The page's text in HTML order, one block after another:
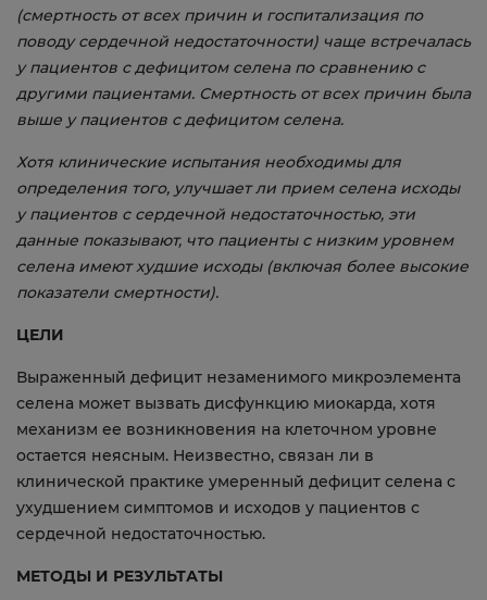
(смертность от всех причин и госпитализация по
поводу сердечной недостаточности) чаще встречалась
у пациентов с дефицитом селена по сравнению с
другими пациентами. Смертность от всех причин была
выше у пациентов с дефицитом селена.
Хотя клинические испытания необходимы для
определения того, улучшает ли прием селена исходы
у пациентов с сердечной недостаточностью, эти
данные показывают, что пациенты с низким уровнем
селена имеют худшие исходы (включая более высокие
показатели смертности).
ЦЕЛИ
Выраженный дефицит незаменимого микроэлемента
селена может вызвать дисфункцию миокарда, хотя
механизм ее возникновения на клеточном уровне
остается неясным. Неизвестно, связан ли в
клинической практике умеренный дефицит селена с
ухудшением симптомов и исходов у пациентов с
сердечной недостаточностью.
МЕТОДЫ И РЕЗУЛЬТАТЫ